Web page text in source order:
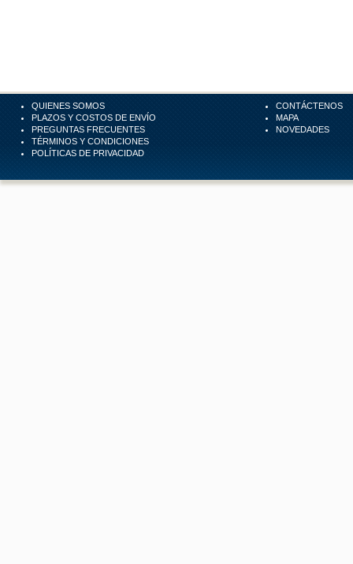
QUIENES SOMOS
PLAZOS Y COSTOS DE ENVÍO
PREGUNTAS FRECUENTES
TÉRMINOS Y CONDICIONES
POLÍTICAS DE PRIVACIDAD
CONTÁCTENOS
MAPA
NOVEDADES